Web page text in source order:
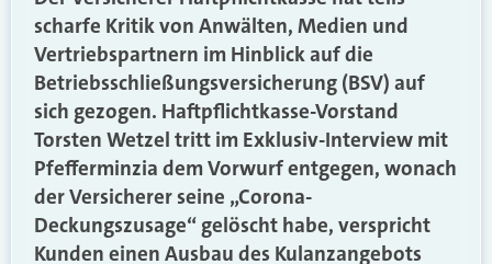
scharfe Kritik von Anwälten, Medien und
Vertriebspartnern im Hinblick auf die
Betriebsschließungsversicherung (BSV) auf
sich gezogen. Haftpflichtkasse-Vorstand
Torsten Wetzel tritt im Exklusiv-Interview mit
Pfefferminzia dem Vorwurf entgegen, wonach
der Versicherer seine „Corona-
Deckungszusage“ gelöscht habe, verspricht
Kunden einen Ausbau des Kulanzangebots